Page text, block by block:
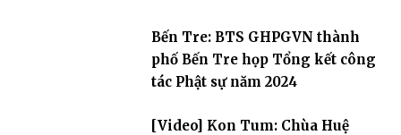
Bến Tre: BTS GHPGVN thành
phố Bến Tre họp Tổng kết công
tác Phật sự năm 2024
[Video] Kon Tum: Chùa Huệ